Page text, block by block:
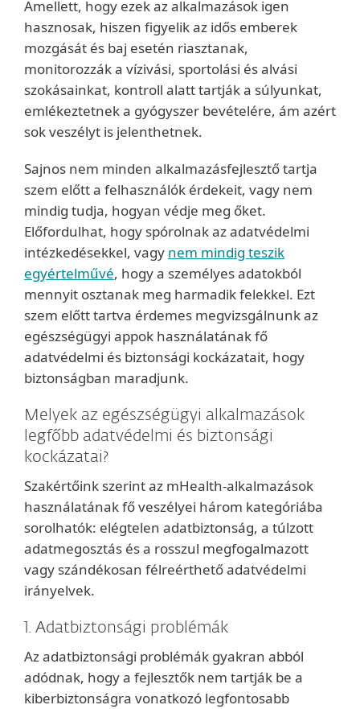
Amellett, hogy ezek az alkalmazások igen
hasznosak, hiszen figyelik az idős emberek
mozgását és baj esetén riasztanak,
monitorozzák a vízivási, sportolási és alvási
szokásainkat, kontroll alatt tartják a súlyunkat,
emlékeztetnek a gyógyszer bevételére, ám azért
sok veszélyt is jelenthetnek.
Sajnos nem minden alkalmazásfejlesztő tartja
szem előtt a felhasználók érdekeit, vagy nem
mindig tudja, hogyan védje meg őket.
Előfordulhat, hogy spórolnak az adatvédelmi
intézkedésekkel, vagy nem mindig teszik
egyértelművé, hogy a személyes adatokból
mennyit osztanak meg harmadik felekkel. Ezt
szem előtt tartva érdemes megvizsgálnunk az
egészségügyi appok használatának fő
adatvédelmi és biztonsági kockázatait, hogy
biztonságban maradjunk.
Melyek az egészségügyi alkalmazások
legfőbb adatvédelmi és biztonsági
kockázatai?
Szakértőink szerint az mHealth-alkalmazások
használatának fő veszélyei három kategóriába
sorolhatók: elégtelen adatbiztonság, a túlzott
adatmegosztás és a rosszul megfogalmazott
vagy szándékosan félreérthető adatvédelmi
irányelvek.
1. Adatbiztonsági problémák
Az adatbiztonsági problémák gyakran abból
adódnak, hogy a fejlesztők nem tartják be a
kiberbiztonságra vonatkozó legfontosabb